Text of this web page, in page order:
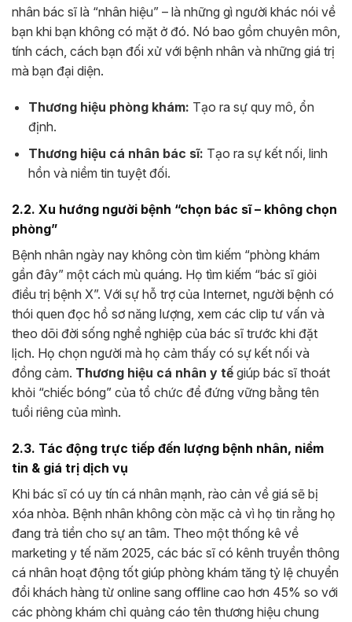
nhân bác sĩ là “nhân hiệu” – là những gì người khác nói về
bạn khi bạn không có mặt ở đó. Nó bao gồm chuyên môn,
tính cách, cách bạn đối xử với bệnh nhân và những giá trị
mà bạn đại diện.
Thương hiệu phòng khám: Tạo ra sự quy mô, ổn
định.
Thương hiệu cá nhân bác sĩ: Tạo ra sự kết nối, linh
hồn và niềm tin tuyệt đối.
2.2. Xu hướng người bệnh “chọn bác sĩ – không chọn
phòng”
Bệnh nhân ngày nay không còn tìm kiếm “phòng khám
gần đây” một cách mù quáng. Họ tìm kiếm “bác sĩ giỏi
điều trị bệnh X”. Với sự hỗ trợ của Internet, người bệnh có
thói quen đọc hồ sơ năng lượng, xem các clip tư vấn và
theo dõi đời sống nghề nghiệp của bác sĩ trước khi đặt
lịch. Họ chọn người mà họ cảm thấy có sự kết nối và
đồng cảm. Thương hiệu cá nhân y tế giúp bác sĩ thoát
khỏi “chiếc bóng” của tổ chức để đứng vững bằng tên
tuổi riêng của mình.
2.3. Tác động trực tiếp đến lượng bệnh nhân, niềm
tin & giá trị dịch vụ
Khi bác sĩ có uy tín cá nhân mạnh, rào cản về giá sẽ bị
xóa nhòa. Bệnh nhân không còn mặc cả vì họ tin rằng họ
đang trả tiền cho sự an tâm. Theo một thống kê về
marketing y tế năm 2025, các bác sĩ có kênh truyền thông
cá nhân hoạt động tốt giúp phòng khám tăng tỷ lệ chuyển
đổi khách hàng từ online sang offline cao hơn 45% so với
các phòng khám chỉ quảng cáo tên thương hiệu chung